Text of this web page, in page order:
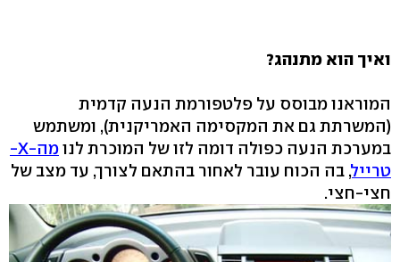
ואיך הוא מתנהג?
המוראנו מבוסס על פלטפורמת הנעה קדמית
(המשרתת גם את המקסימה האמריקנית), ומשתמש
במערכת הנעה כפולה דומה לזו של המוכרת לנו
מה-X-
טרייל, בה הכוח עובר לאחור בהתאם לצורך, עד מצב של
חצי-חצי.